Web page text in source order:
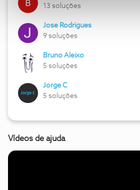
13 soluções
Jose Rodrigues
9 soluções
Bruno Aleixo
5 soluções
Jorge C
5 soluções
Vídeos de ajuda